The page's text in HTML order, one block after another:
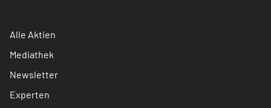
Alle Aktien
Mediathek
Newsletter
Experten